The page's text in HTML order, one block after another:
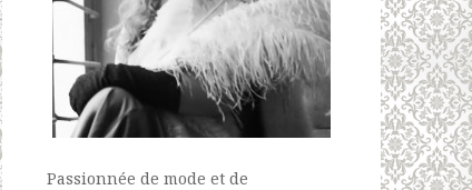
Passionnée de mode et de